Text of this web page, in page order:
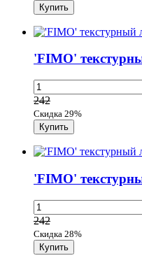
'FIMO'
242
Скидка 29%
'FIMO'
242
Скидка 28%